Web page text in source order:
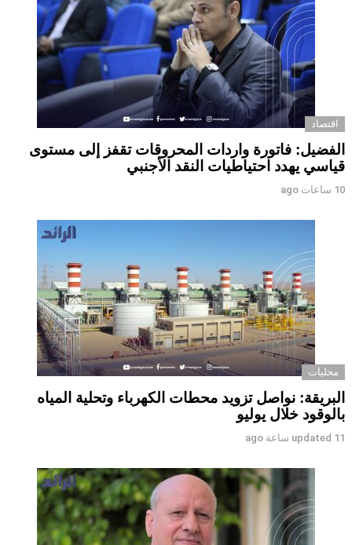
اقتصاد
الفضيل: فاتورة واردات المحروقات تقفز إلى مستوى
قياسي يهدد احتياطيات النقد الأجنبي
10 ساعات ago
محليات
البريقة: نواصل تزويد محطات الكهرباء وتحلية المياه
بالوقود خلال يوليو
updated 11 ساعة ago